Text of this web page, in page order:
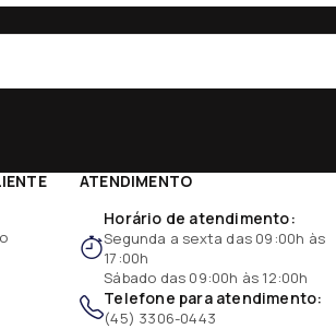
ATENDIMENTO
Horário de atendimento:
Segunda a sexta das 09:00h às
17:00h
Sábado das 09:00h às 12:00h
Telefone para atendimento:
(45) 3306-0443